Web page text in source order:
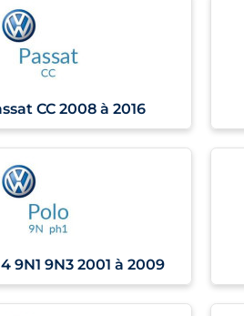
CC 2008 à 2016
9N1 9N3 2001 à 2009